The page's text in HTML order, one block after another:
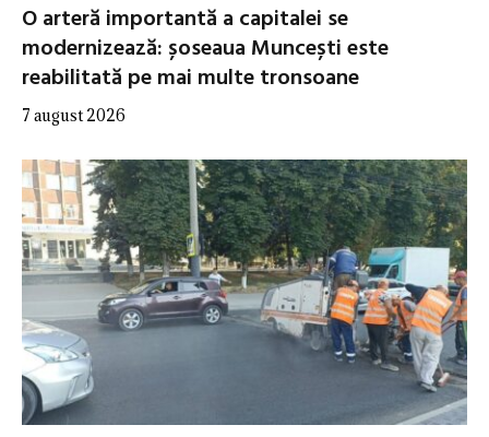
O arteră importantă a capitalei se
modernizează: șoseaua Muncești este
reabilitată pe mai multe tronsoane
7 august 2026